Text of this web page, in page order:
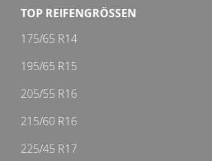
TOP REIFENGRÖSSEN
175/65 R14
195/65 R15
205/55 R16
215/60 R16
225/45 R17